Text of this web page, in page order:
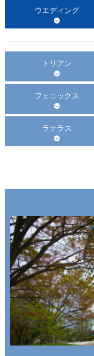
ウエディング
トリアン
フェニックス
ラテラス